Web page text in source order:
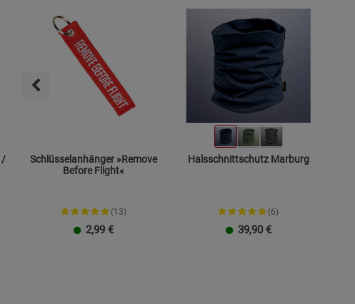
/
Schlüsselanhänger »Remove
Before Flight«
(13)
2,99 €
Halsschnittschutz Marburg
(6)
39,90 €